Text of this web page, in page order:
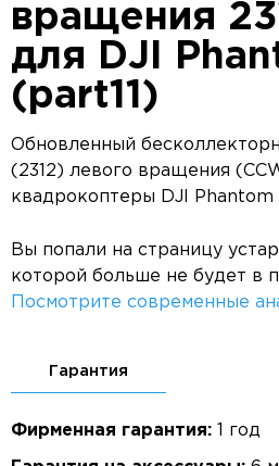
вращения
для DJI
(part11)
Обновленный
(2312) левого вращения
квадрокоптеры DJI Phantom
Вы попали на страницу
которой больше не будет в
Посмотрите современные
Гарантия
Фирменная гарантия: 1 год